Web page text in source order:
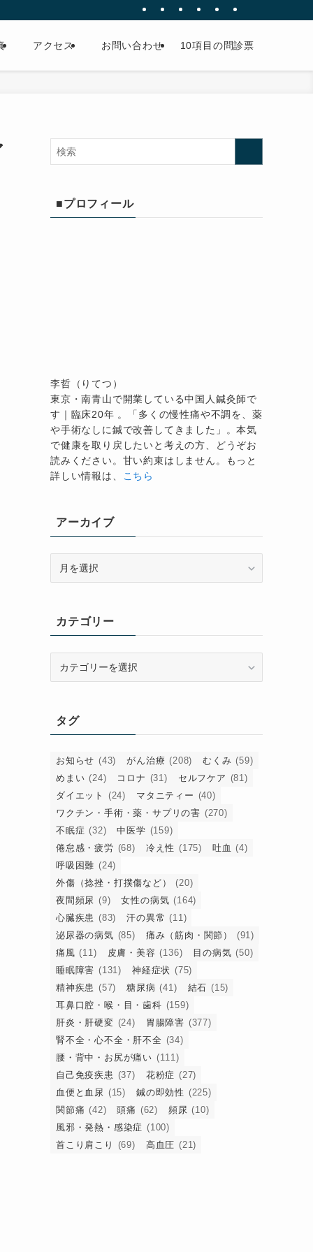
アクセス お問い合わせ 10項目の問診票
■プロフィール
李哲（りてつ）
東京・南青山で開業している中国人鍼灸師で
す｜臨床20年 。「多くの慢性痛や不調を、薬
や手術なしに鍼で改善してきました」。本気
で健康を取り戻したいと考えの方、どうぞお
読みください。甘い約束はしません。もっと
詳しい情報は、 こちら
アーカイブ
ブカテゴリー
ータグ
お知らせ (43) がん治療 (208) むくみ (59)
めまい (24) コロナ (31) セルフケア (81)
ダイエット
(24) マタニティー (40)
ワクチン・手術・薬・サプリの害 (270)
不眠症 (32) 中医学 (159)
倦怠感・疲労 (68) 冷え性 (175) 吐血 (4)
呼吸困難 (24)
外傷（捻挫・打撲傷など）
(20)
夜間頻尿 (9) 女性の病気 (164)
心臓疾患 (83) 汗の異常 (11)
泌尿器の病気 (85) 痛み（筋肉・関節）
(91)
痛風 (11) 皮膚・美容 (136) 目の病気 (50)
睡眠障害 (131) 神経症状 (75)
精神疾患 (57) 糖尿病 (41) 結石 (15)
耳鼻口腔・喉・目・歯科 (159)
肝炎・肝硬変 (24) 胃腸障害 (377)
腎不全・心不全・肝不全 (34)
腰・背中・お尻が痛い (111)
自己免疫疾患 (37) 花粉症 (27)
血便と血尿 (15) 鍼の即効性 (225)
関節痛 (42) 頭痛 (62) 頻尿 (10)
風邪・発熱・感染症 (100)
首こり肩こり
(69) 高血圧 (21)